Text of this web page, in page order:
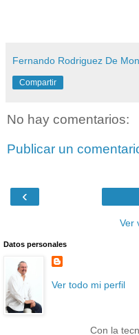
Fernando Rodriguez De
Compartir
No hay comentarios:
Publicar un
‹
Ver
Datos personales
Ver todo mi perfil
Con la